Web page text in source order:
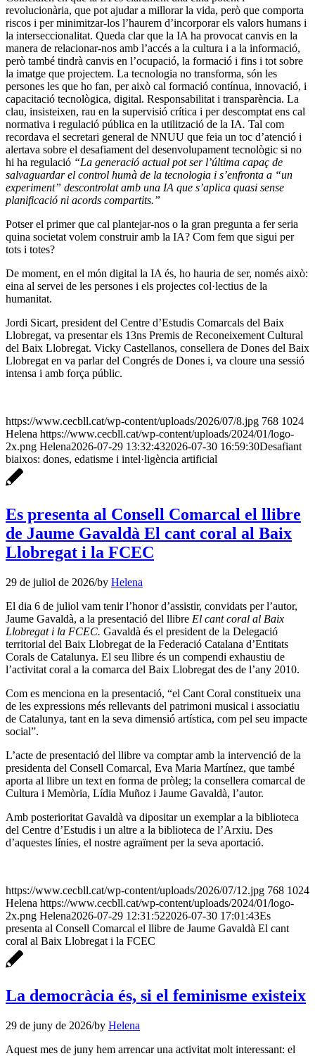
revolucionària, que pot ajudar a millorar la vida, però que comporta
riscos i per minimitzar-los l’haurem d’incorporar els valors humans i
la interseccionalitat. Queda clar que la IA ha provocat canvis en la
manera de relacionar-nos amb l’accés a la cultura i a la informació,
però també tindrà canvis en l’ocupació, la formació i fins i tot sobre
la imatge que projectem. La tecnologia no transforma, són les
persones les que ho fan, per això cal formació contínua, innovació, i
capacitació tecnològica, digital. Responsabilitat i transparència. La
clau, insisteixen, rau en la supervisió crítica i per descomptat ens cal
normativa i regulació pública en la utilització de la IA. Tal com
recordava el secretari general de NNUU que feia un toc d’atenció i
alertava sobre el desafiament del desenvolupament tecnològic si no
hi ha regulació “La generació actual pot ser l’última capaç de
salvaguardar el control humà de la tecnologia i s’enfronta a “un
experiment” descontrolat amb una IA que s’aplica quasi sense
planificació ni acords compartits.”
Potser el primer que cal plantejar-nos o la gran pregunta a fer seria
quina societat volem construir amb la IA? Com fem que sigui per
tots i totes?
De moment, en el món digital la IA és, ho hauria de ser, només això:
eina al servei de les persones i els projectes col·lectius de la
humanitat.
Jordi Sicart, president del Centre d’Estudis Comarcals del Baix
Llobregat, va presentar els 13ns Premis de Reconeixement Cultural
del Baix Llobregat. Vicky Castellanos, consellera de Dones del Baix
Llobregat en va parlar del Congrés de Dones i, va cloure una sessió
intensa i amb força públic.
https://www.cecbll.cat/wp-content/uploads/2026/07/8.jpg 768 1024
Helena https://www.cecbll.cat/wp-content/uploads/2024/01/logo-
2x.png Helena2026-07-29 13:32:432026-07-30 16:59:30Desafiant
biaixos: dones, edatisme i intel·ligència artificial
Es presenta al Consell Comarcal el llibre
de Jaume Gavaldà El cant coral al Baix
Llobregat i la FCEC
29 de juliol de 2026/by Helena
El dia 6 de juliol vam tenir l’honor d’assistir, convidats per l’autor,
Jaume Gavaldà, a la presentació del llibre El cant coral al Baix
Llobregat i la FCEC. Gavaldà és el president de la Delegació
territorial del Baix Llobregat de la Federació Catalana d’Entitats
Corals de Catalunya. El seu llibre és un compendi exhaustiu de
l’activitat coral a la comarca del Baix Llobregat des de l’any 2010.
Com es menciona en la presentació, “el Cant Coral constitueix una
de les expressions més rellevants del patrimoni musical i associatiu
de Catalunya, tant en la seva dimensió artística, com pel seu impacte
social”.
L’acte de presentació del llibre va comptar amb la intervenció de la
presidenta del Consell Comarcal, Eva Maria Martínez, que també
aporta al llibre un text en forma de pròleg; la consellera comarcal de
Cultura i Memòria, Lídia Muñoz i Jaume Gavaldà, l’autor.
Amb posterioritat Gavaldà va dipositar un exemplar a la biblioteca
del Centre d’Estudis i un altre a la biblioteca de l’Arxiu. Des
d’aquestes línies, el nostre agraïment per la seva aportació.
https://www.cecbll.cat/wp-content/uploads/2026/07/12.jpg 768 1024
Helena https://www.cecbll.cat/wp-content/uploads/2024/01/logo-
2x.png Helena2026-07-29 12:31:522026-07-30 17:01:43Es
presenta al Consell Comarcal el llibre de Jaume Gavaldà El cant
coral al Baix Llobregat i la FCEC
La democràcia és, si el feminisme existeix
29 de juny de 2026/by Helena
Aquest mes de juny hem arrencar una activitat molt interessant: el